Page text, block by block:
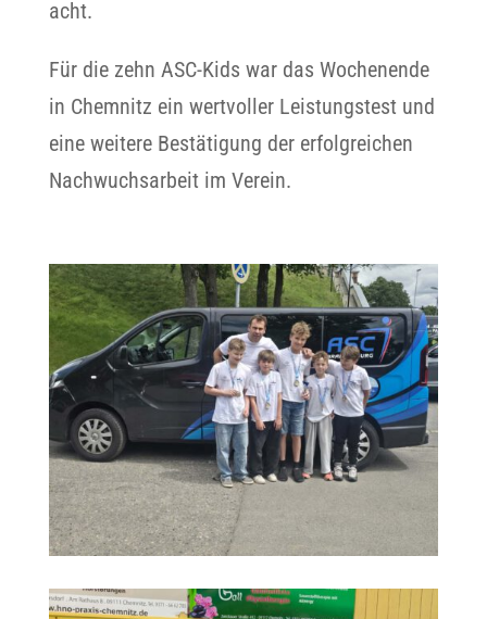
acht.
Für die zehn ASC-Kids war das Wochenende
in Chemnitz ein wertvoller Leistungstest und
eine weitere Bestätigung der erfolgreichen
Nachwuchsarbeit im Verein.